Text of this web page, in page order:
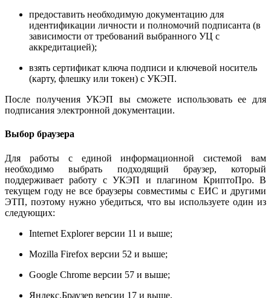
предоставить необходимую документацию для
идентификации личности и полномочий подписанта (в
зависимости от требований выбранного УЦ с
аккредитацией);
взять сертификат ключа подписи и ключевой носитель
(карту, флешку или токен) с УКЭП.
После получения УКЭП вы сможете использовать ее для
подписания электронной документации.
Выбор браузера
Для работы с единой информационной системой вам
необходимо выбрать подходящий браузер, который
поддерживает работу с УКЭП и плагином КриптоПро. В
текущем году не все браузеры совместимы с ЕИС и другими
ЭТП, поэтому нужно убедиться, что вы используете один из
следующих:
Internet Explorer версии 11 и выше;
Mozilla Firefox версии 52 и выше;
Google Chrome версии 57 и выше;
Яндекс.Браузер версии 17 и выше.